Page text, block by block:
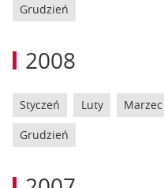
Grudzień
2008
Styczeń Luty Marzec
Grudzień